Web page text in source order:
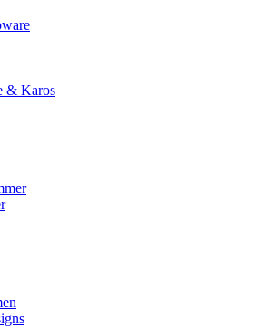
& Karos